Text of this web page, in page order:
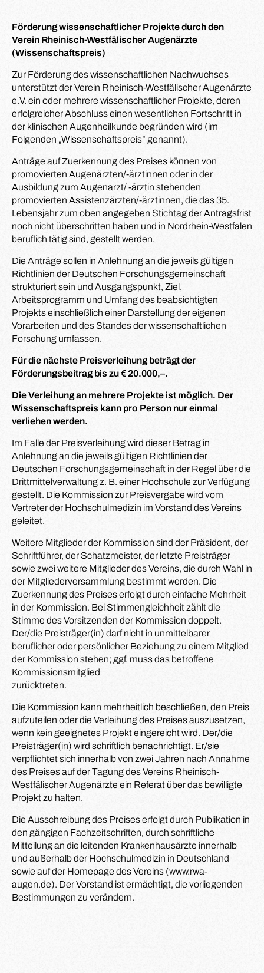
Förderung wissenschaftlicher Projekte durch den
Verein Rheinisch-Westfälischer Augenärzte
(Wissenschaftspreis)
Zur Förderung des wissenschaftlichen Nachwuchses
unterstützt der Verein Rheinisch-Westfälischer Augenärzte
e.V. ein oder mehrere wissenschaftlicher Projekte, deren
erfolgreicher Abschluss einen wesentlichen Fortschritt in
der klinischen Augenheilkunde begründen wird (im
Folgenden „Wissenschaftspreis” genannt).
Anträge auf Zuerkennung des Preises können von
promovierten Augenärzten/-ärztinnen oder in der
Ausbildung zum Augenarzt/ -ärztin stehenden
promovierten Assistenzärzten/-ärztinnen, die das 35.
Lebensjahr zum oben angegeben Stichtag der Antragsfrist
noch nicht überschritten haben und in Nordrhein-Westfalen
beruflich tätig sind, gestellt werden.
Die Anträge sollen in Anlehnung an die jeweils gültigen
Richtlinien der Deutschen Forschungsgemeinschaft
strukturiert sein und Ausgangspunkt, Ziel,
Arbeitsprogramm und Umfang des beabsichtigten
Projekts einschließlich einer Darstellung der eigenen
Vorarbeiten und des Standes der wissenschaftlichen
Forschung umfassen.
Für die nächste Preisverleihung beträgt der
Förderungsbeitrag bis zu € 20.000,–.
Die Verleihung an mehrere Projekte ist möglich. Der
Wissenschaftspreis kann pro Person nur einmal
verliehen werden.
Im Falle der Preisverleihung wird dieser Betrag in
Anlehnung an die jeweils gültigen Richtlinien der
Deutschen Forschungsgemeinschaft in der Regel über die
Drittmittelverwaltung z. B. einer Hochschule zur Verfügung
gestellt. Die Kommission zur Preisvergabe wird vom
Vertreter der Hochschulmedizin im Vorstand des Vereins
geleitet.
Weitere Mitglieder der Kommission sind der Präsident, der
Schriftführer, der Schatzmeister, der letzte Preisträger
sowie zwei weitere Mitglieder des Vereins, die durch Wahl in
der Mitgliederversammlung bestimmt werden. Die
Zuerkennung des Preises erfolgt durch einfache Mehrheit
in der Kommission. Bei Stimmengleichheit zählt die
Stimme des Vorsitzenden der Kommission doppelt.
Der/die Preisträger(in) darf nicht in unmittelbarer
beruflicher oder persönlicher Beziehung zu einem Mitglied
der Kommission stehen; ggf. muss das betroffene
Kommissionsmitglied
zurücktreten.
Die Kommission kann mehrheitlich beschließen, den Preis
aufzuteilen oder die Verleihung des Preises auszusetzen,
wenn kein geeignetes Projekt eingereicht wird. Der/die
Preisträger(in) wird schriftlich benachrichtigt. Er/sie
verpflichtet sich innerhalb von zwei Jahren nach Annahme
des Preises auf der Tagung des Vereins Rheinisch-
Westfälischer Augenärzte ein Referat über das bewilligte
Projekt zu halten.
Die Ausschreibung des Preises erfolgt durch Publikation in
den gängigen Fachzeitschriften, durch schriftliche
Mitteilung an die leitenden Krankenhausärzte innerhalb
und außerhalb der Hochschulmedizin in Deutschland
sowie auf der Homepage des Vereins (www.rwa-
augen.de). Der Vorstand ist ermächtigt, die vorliegenden
Bestimmungen zu verändern.